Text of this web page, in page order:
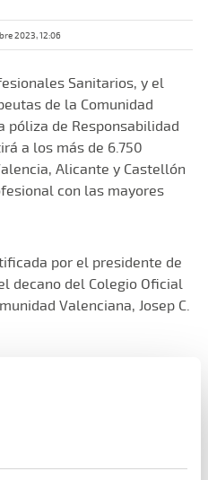
2023, 12:06
Sanitarios, y el
de la Comunidad
póliza de Responsabilidad
a los más de 6.750
Alicante y Castellón
con las mayores
por el presidente de
decano del Colegio Oficial
Valenciana, Josep C.
fue rubricado por los